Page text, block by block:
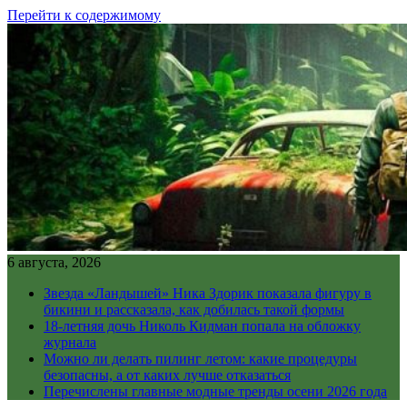
Перейти к содержимому
6 августа, 2026
Звезда «Ландышей» Ника Здорик показала фигуру в
бикини и рассказала, как добилась такой формы
18-летняя дочь Николь Кидман попала на обложку
журнала
Можно ли делать пилинг летом: какие процедуры
безопасны, а от каких лучше отказаться
Перечислены главные модные тренды осени 2026 года